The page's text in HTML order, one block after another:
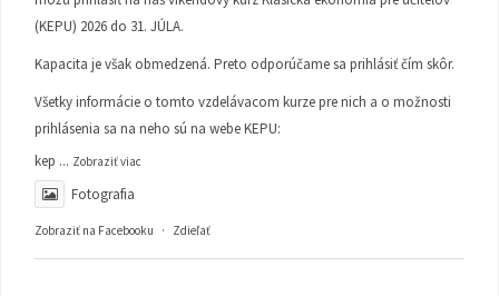
(KEPU) 2026 do 31. JÚLA.
Kapacita je však obmedzená. Preto odporúčame sa prihlásiť čím skôr.
Všetky informácie o tomto vzdelávacom kurze pre nich a o možnosti
prihlásenia sa na neho sú na webe KEPU:
kep ... Zobraziť viac
Fotografia
Zobraziť na Facebooku · Zdieľať